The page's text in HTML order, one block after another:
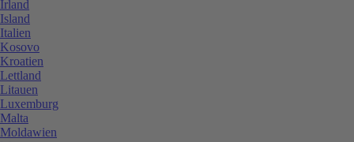
Irland
Island
Italien
Kosovo
Kroatien
Lettland
Litauen
Luxemburg
Malta
Moldawien